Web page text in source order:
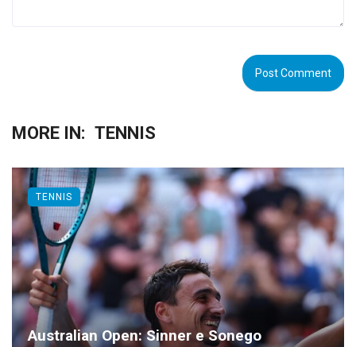
MORE IN: TENNIS
Australian Open: Sinner e Sonego
TENNIS